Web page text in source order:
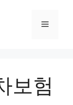
메
보험